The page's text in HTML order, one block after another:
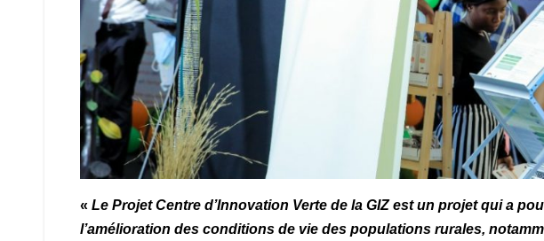
« Le Projet Centre d’Innovation Verte de la GIZ est un projet qui a
l’amélioration des conditions de vie des populations rurales,